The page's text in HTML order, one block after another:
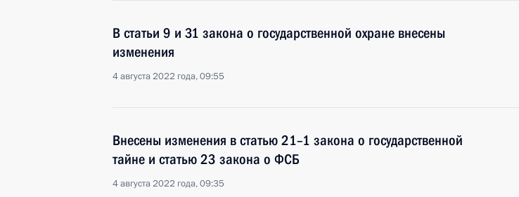
В статьи 9 и 31 закона о государственной охране внесены
изменения
4 августа 2022 года, 09:55
Внесены изменения в статью 21–1 закона о государственной
тайне и статью 23 закона о ФСБ
4 августа 2022 года, 09:35